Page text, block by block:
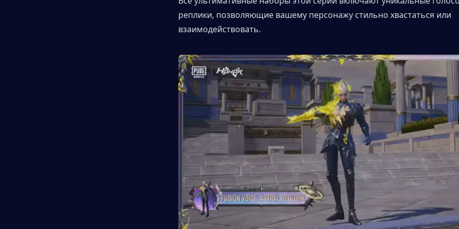
реплики, позволяющие вашему персонажу стильно хвастаться или
взаимодействовать.